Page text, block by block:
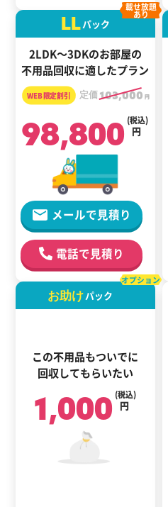
LLパック
2LDK～3DKのお部屋の
不用品回収に適したプラン
載せ放題
あり
定価103,000 円
98,800 円
(税込)
メールで見積り
電話で見積り
お助けパック
この不用品もついでに
回収してもらいたい
オプション
1,000 円
(税込)